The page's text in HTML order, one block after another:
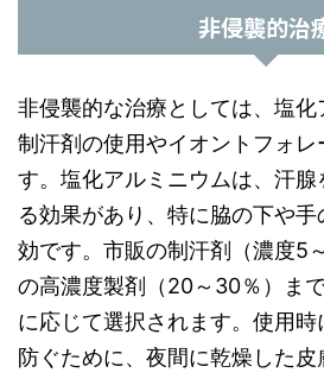
非侵襲的治
非侵襲的な治療としては、塩
制汗剤の使用やイオントフォ
す。塩化アルミニウムは、汗
る効果があり、特に脇の下や
効です。市販の制汗剤（濃度5
の高濃度製剤（20～30％）ま
に応じて選択されます。使用
防ぐために、夜間に乾燥した